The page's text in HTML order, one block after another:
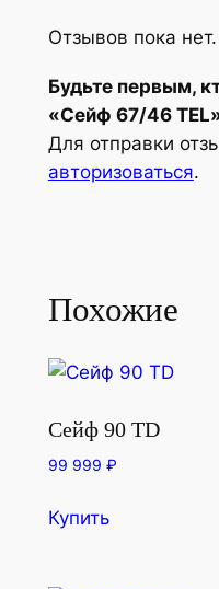
Отзывов пока нет.
Будьте первым,
«Сейф 67/46
Для отправки
авторизоваться.
Похожие
Сейф 90 TD
99 999 ₽
Купить